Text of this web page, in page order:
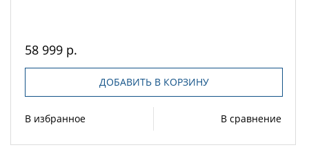
58 999 р.
ДОБАВИТЬ В КОРЗИНУ
В избранное В сравнение